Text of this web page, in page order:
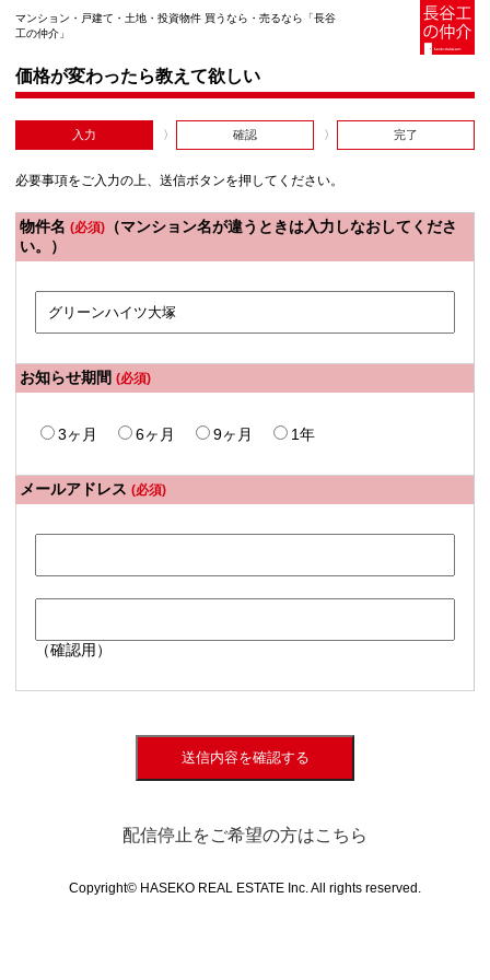
マンション・戸建て・土地・投資物件 買うなら・売るなら「長谷
工の仲介」
価格が変わったら教えて欲しい
入力 確認 完了
必要事項をご入力の上、送信ボタンを押してください。
物件名 (必須) （マンション名が違うときは入力しなおしてくださ
い。）
お知らせ期間 (必須)
3ヶ月 6ヶ月 9ヶ月 1年
メールアドレス (必須)
（確認用）
送信内容を確認する
配信停止をご希望の方はこちら
Copyright© HASEKO REAL ESTATE Inc. All rights reserved.